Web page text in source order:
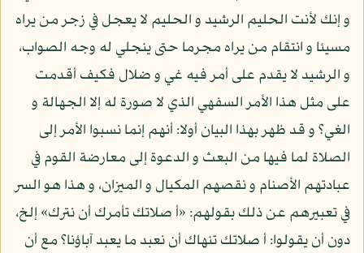
و إنك لأنت الحليم الرشيد و الحليم لا يعجل في زجر من يراه
مسيئا و انتقام من يراه مجرما حتى ينجلي له وجه الصواب،
و الرشيد لا يقدم على أمر فيه غي و ضلال فكيف أقدمت
على مثل هذا الأمر السفهي الذي لا صورة له إلا الجهالة و
الغي؟ و قد ظهر بهذا البيان أولا: أنهم إنما نسبوا الأمر إلى
الصلاة لما فيها من البعث و الدعوة إلى معارضة القوم في
عبادتهم الأصنام و نقصهم المكيال و الميزان، و هذا هو السر
في تعبيرهم عن ذلك بقولهم: «أ صلاتك تأمرك أن نترك» إلخ،
دون أن يقولوا: أ صلاتك تنهاك أن نعبد ما يعبد آباؤنا؟ مع أن